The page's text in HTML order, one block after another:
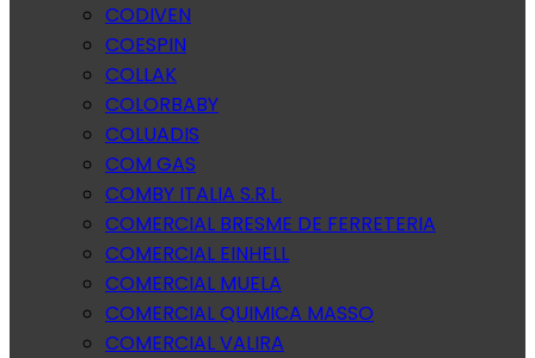
CODIVEN
COESPIN
COLLAK
COLORBABY
COLUADIS
COM GAS
COMBY ITALIA S.R.L.
COMERCIAL BRESME DE FERRETERIA
COMERCIAL EINHELL
COMERCIAL MUELA
COMERCIAL QUIMICA MASSO
COMERCIAL VALIRA